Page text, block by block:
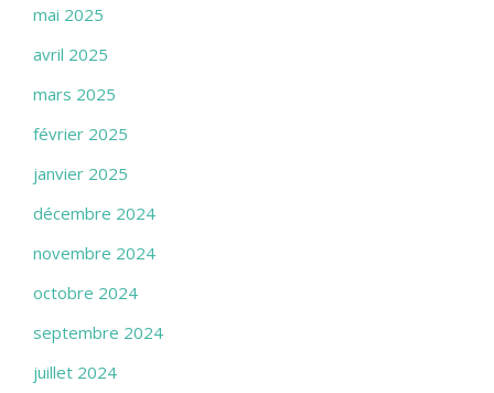
mai 2025
avril 2025
mars 2025
février 2025
janvier 2025
décembre 2024
novembre 2024
octobre 2024
septembre 2024
juillet 2024